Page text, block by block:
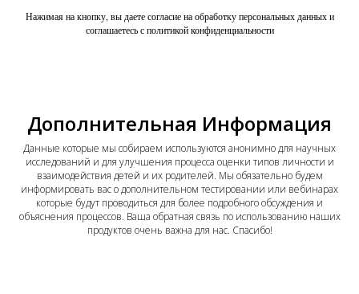
Нажимая на кнопку, вы даете согласие на обработку персональных данных и
соглашаетесь с политикой конфиденциальности
Дополнительная Информация
Данные которые мы собираем используются анонимно для научных
исследований и для улучшения процесса оценки типов личности и
взаимодействия детей и их родителей. Мы обязательно будем
информировать вас о дополнительном тестировании или вебинарах
которые будут проводиться для более подробного обсуждения и
объяснения процессов. Ваша обратная связь по использованию наших
продуктов очень важна для нас. Спасибо!